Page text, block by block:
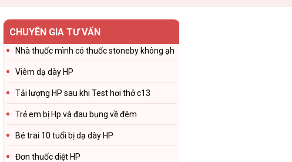
CHUYÊN GIA TƯ VẤN
Nhà thuốc mình có thuốc stoneby không ạh
Viêm dạ dày HP
Tải lượng HP sau khi Test hơi thở c13
Trẻ em bị Hp và đau bụng về đêm
Bé trai 10 tuổi bị dạ dày HP
Đơn thuốc diệt HP